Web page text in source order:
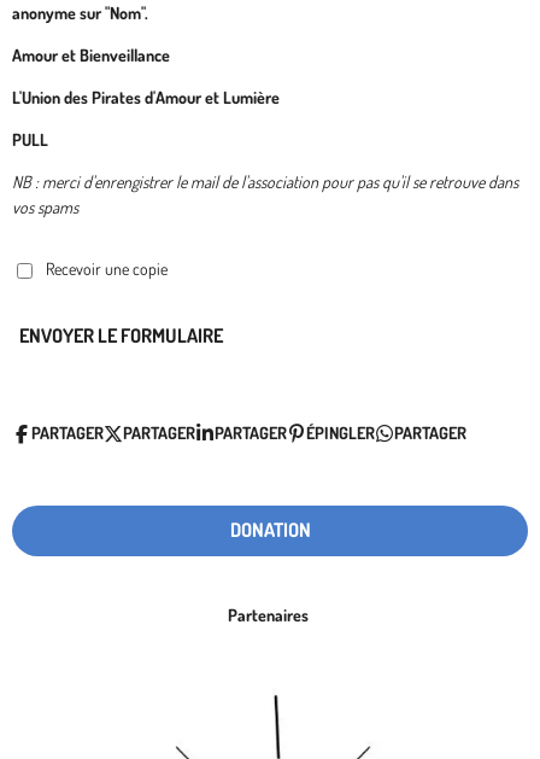
anonyme sur "Nom".
Amour et Bienveillance
L'Union des Pirates d'Amour et Lumière
PULL
NB : merci d'enrengistrer le mail de l'association pour pas qu'il se retrouve dans
vos spams
Recevoir une copie
ENVOYER LE FORMULAIRE
PARTAGER PARTAGER PARTAGER ÉPINGLER PARTAGER
DONATION
Partenaires